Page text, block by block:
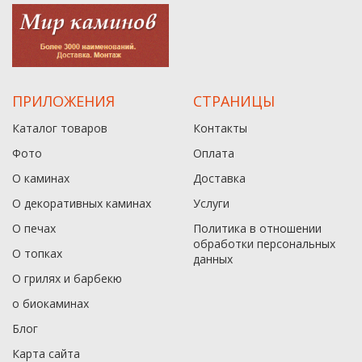
ПРИЛОЖЕНИЯ
Каталог товаров
Фото
О каминах
О декоративных каминах
О печах
О топках
О грилях и барбекю
о биокаминах
Блог
Карта сайта
СТРАНИЦЫ
Контакты
Оплата
Доставка
Услуги
Политика в отношении
обработки персональных
данныx